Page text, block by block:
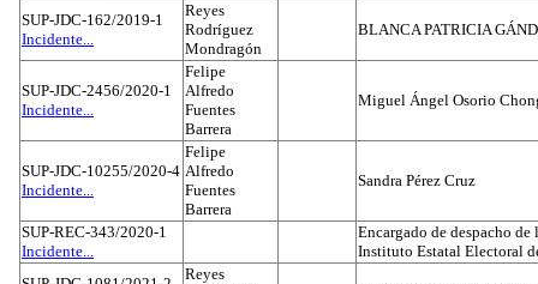
SUP-JDC-162/2019-1
Incidente...
Reyes
Rodríguez
Mondragón
BLANCA PATRICIA
SUP-JDC-2456/2020-1
Incidente...
Felipe
Alfredo
Fuentes
Barrera
Miguel Ángel Osorio
SUP-JDC-10255/2020-4
Incidente...
Felipe
Alfredo
Fuentes
Barrera
Sandra Pérez Cruz
SUP-REC-343/2020-1
Incidente...
Encargado de despacho
Instituto Estatal Electoral
Reyes